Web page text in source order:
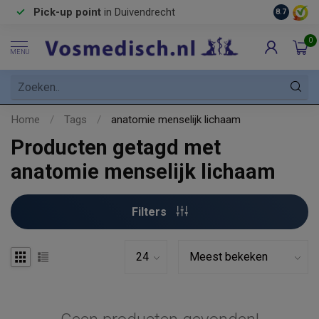
Pick-up point in Duivendrecht 8.7
MENU
0
Home / Tags / anatomie menselijk lichaam
Producten getagd met
anatomie menselijk lichaam
Filters